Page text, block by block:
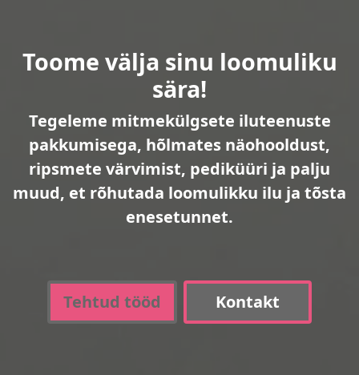
Toome välja sinu loomuliku
sära!
Tegeleme mitmekülgsete iluteenuste
pakkumisega, hõlmates näohooldust,
ripsmete värvimist, pediküüri ja palju
muud, et rõhutada loomulikku ilu ja tõsta
enesetunnet.
Tehtud tööd Kontakt